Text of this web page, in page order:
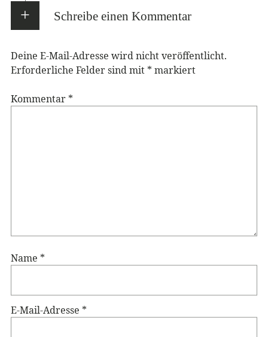
Schreibe einen Kommentar
Deine E-Mail-Adresse wird nicht veröffentlicht.
Erforderliche Felder sind mit * markiert
Kommentar *
Name *
E-Mail-Adresse *